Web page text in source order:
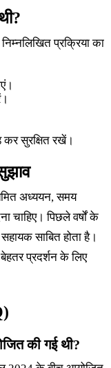
निम्नलिखित प्रक्रिया का
कर सुरक्षित रखें।
अध्ययन, समय
चाहिए। पिछले वर्षों के
साबित होता है।
प्रदर्शन के लिए
की गई थी?